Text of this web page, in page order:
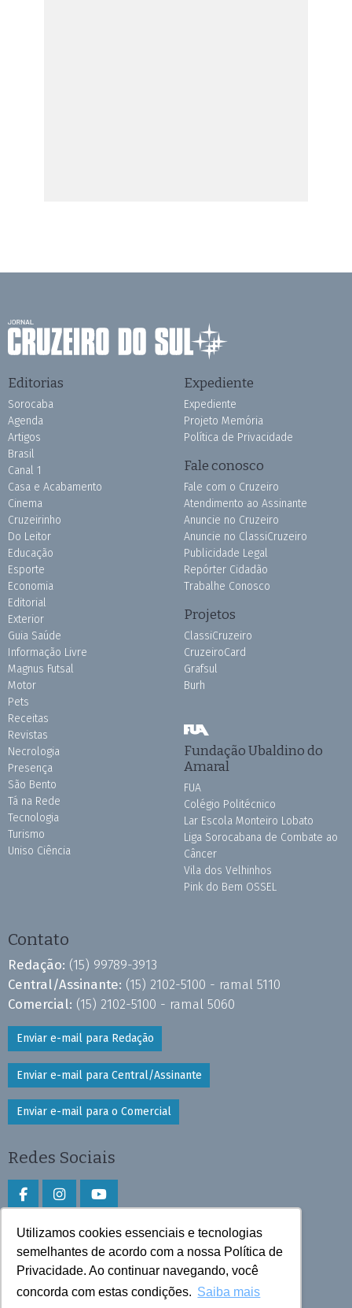
Utilizamos cookies essenciais e tecnologias
semelhantes de acordo com a nossa Política de
Privacidade. Ao continuar navegando, você
concorda com estas condições. Saiba mais
Editorias
Sorocaba
Agenda
Artigos
Brasil
Canal 1
Casa e Acabamento
Cinema
Cruzeirinho
Do Leitor
Educação
Esporte
Economia
Editorial
Exterior
Guia Saúde
Informação Livre
Magnus Futsal
Motor
Pets
Receitas
Revistas
Necrologia
Presença
São Bento
Tá na Rede
Tecnologia
Turismo
Uniso Ciência
Expediente
Expediente
Projeto Memória
Política de Privacidade
Fale conosco
Fale com o Cruzeiro
Atendimento ao Assinante
Anuncie no Cruzeiro
Anuncie no ClassiCruzeiro
Publicidade Legal
Repórter Cidadão
Trabalhe Conosco
Projetos
ClassiCruzeiro
CruzeiroCard
Grafsul
Burh
Fundação Ubaldino do
Amaral
FUA
Colégio Politécnico
Lar Escola Monteiro Lobato
Liga Sorocabana de Combate ao
Câncer
Vila dos Velhinhos
Pink do Bem OSSEL
Contato
Redação: (15) 99789-3913
Central/Assinante: (15) 2102-5100 - ramal 5110
Comercial: (15) 2102-5100 - ramal 5060
Enviar e-mail para Redação
Enviar e-mail para Central/Assinante
Enviar e-mail para o Comercial
Redes Sociais
Faça download do aplicativo
Play Store e App Store